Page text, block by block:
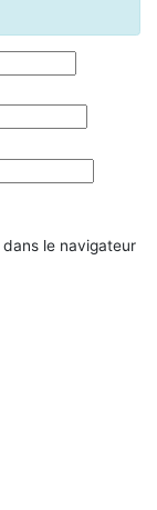
le navigateur